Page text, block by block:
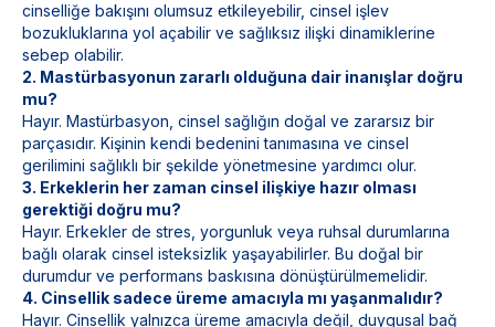
cinselliğe bakışını olumsuz etkileyebilir, cinsel işlev
bozukluklarına yol açabilir ve sağlıksız ilişki dinamiklerine
sebep olabilir.
2. Mastürbasyonun zararlı olduğuna dair inanışlar doğru
mu?
Hayır. Mastürbasyon, cinsel sağlığın doğal ve zararsız bir
parçasıdır. Kişinin kendi bedenini tanımasına ve cinsel
gerilimini sağlıklı bir şekilde yönetmesine yardımcı olur.
3. Erkeklerin her zaman cinsel ilişkiye hazır olması
gerektiği doğru mu?
Hayır. Erkekler de stres, yorgunluk veya ruhsal durumlarına
bağlı olarak cinsel isteksizlik yaşayabilirler. Bu doğal bir
durumdur ve performans baskısına dönüştürülmemelidir.
4. Cinsellik sadece üreme amacıyla mı yaşanmalıdır?
Hayır. Cinsellik yalnızca üreme amacıyla değil, duygusal bağ